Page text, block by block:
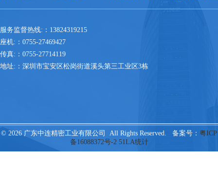
服务监督热线:：13824319215
座机:：0755-27469427
传真:：0755-27714119
地址:：深圳市宝安区松岗街道溪头第三工业区3栋
© 2026 广东中连精密工业有限公司 All Rights Reserved. 备案号： 粤ICP
备16088372号-2 51LA统计